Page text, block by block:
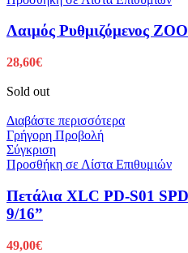
Λαιμός Ρυθμιζόμενος
28,60€
Sold out
Διαβάστε περισσότερα
Γρήγορη Προβολή
Σύγκριση
Προσθήκη σε Λίστα Επιθυμιών
Πετάλια XLC PD-S01
9/16”
49,00€